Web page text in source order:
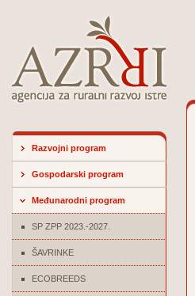
Razvojni program
Gospodarski program
Međunarodni program
SP ZPP 2023.-2027.
ŠAVRINKE
ECOBREEDS